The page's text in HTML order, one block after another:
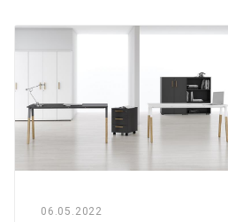
06.05.2022